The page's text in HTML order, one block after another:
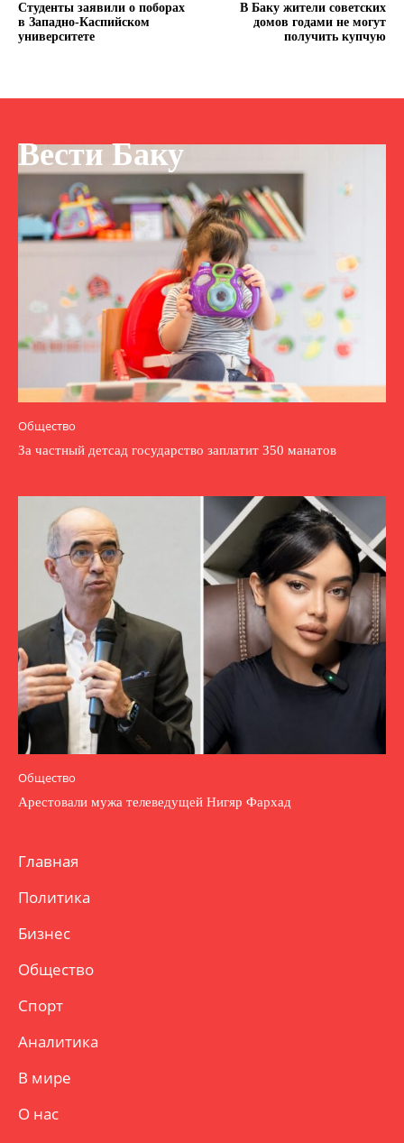
Студенты заявили о поборах
в Западно-Каспийском
университете
В Баку жители советских
домов годами не могут
получить купчую
Вести Баку
Общество
За частный детсад государство заплатит 350 манатов
Общество
Арестовали мужа телеведущей Нигяр Фархад
Главная
Политика
Бизнес
Общество
Спорт
Аналитика
В мире
О нас